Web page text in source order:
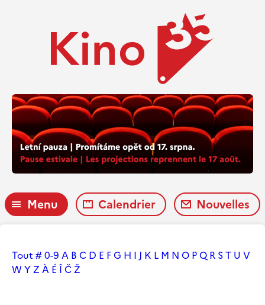
Menu Calendrier Nouvelles
Tout # 0-9 A B C D E FG H I J K L M N O PQ R ST U V
W YZ À É ÎČŽ